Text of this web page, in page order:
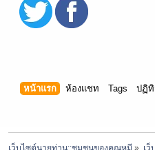
หน้าแรก ห้องแชท Tags ปฏิ
เว็บไซต์นายท่าน::ชุมชนของคุณหมี » เว็